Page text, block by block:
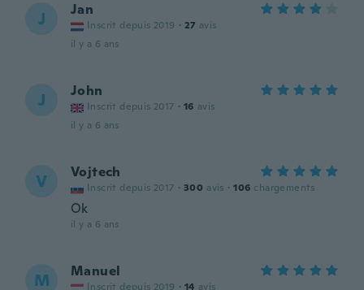
J Jan
Inscrit depuis 2019 · 27 avis
il y a 6 ans
J John
Inscrit depuis 2017 · 16 avis
il y a 6 ans
V Vojtech
Inscrit depuis 2017 · 300 avis · 106 chargements
Ok
il y a 6 ans
M Manuel
Inscrit depuis 2019 · 14 avis